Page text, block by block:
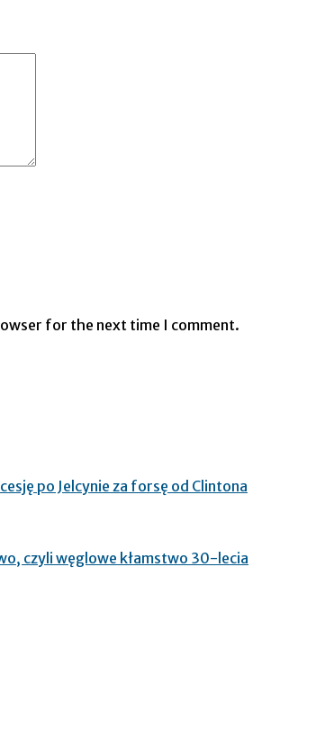
for the next time I comment.
po Jelcynie za forsę od Clintona
czyli węglowe kłamstwo 30-lecia